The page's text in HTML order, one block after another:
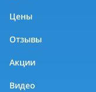
Цены
Отзывы
Акции
Видео